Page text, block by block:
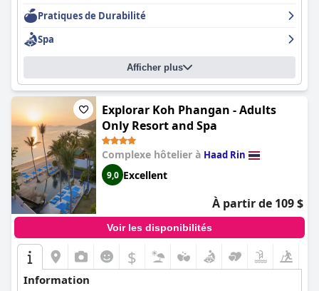
Pratiques de Durabilité
Spa
Afficher plus
Explorar Koh Phangan - Adults
Only Resort and Spa
Complexe hôtelier à Haad Rin
9,0 Excellent
À partir de 109 $
Voir les disponibilités
$
Information